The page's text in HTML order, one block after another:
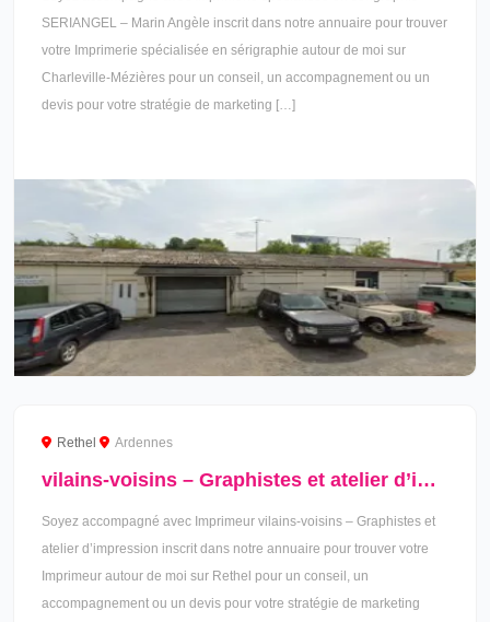
SERIANGEL – Marin Angèle inscrit dans notre annuaire pour trouver
votre Imprimerie spécialisée en sérigraphie autour de moi sur
Charleville-Mézières pour un conseil, un accompagnement ou un
devis pour votre stratégie de marketing […]
Rethel Ardennes
vilains-voisins – Graphistes et atelier d’impression à Rethel
Soyez accompagné avec Imprimeur vilains-voisins – Graphistes et
atelier d’impression inscrit dans notre annuaire pour trouver votre
Imprimeur autour de moi sur Rethel pour un conseil, un
accompagnement ou un devis pour votre stratégie de marketing